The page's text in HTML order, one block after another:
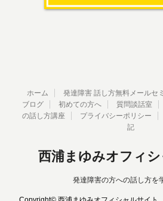
ホーム 発達障害 話し方無料メールセ
ブログ
初めての方へ 質問談話室
の話し方講座
プライバシーポリシー
記
西浦まゆみオフィ
発達障害の方への話し方を